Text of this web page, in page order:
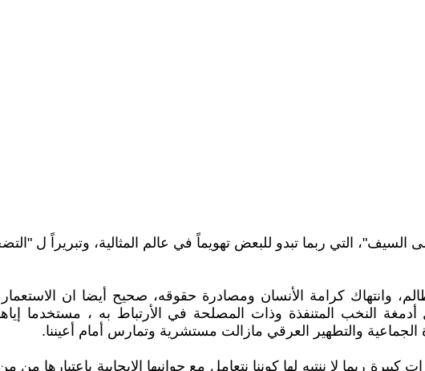
التي ربما تبدو للبعض تهويماً في عالم المثالية، وتبريراً ل
وانتهاك كرامة الأنسان ومصادرة حقوقه، صحيح أيضا ان
النخب المتنفذة وذات المصلحة في الأرتباط به ، مستخدما
الجماعية والتطهير العرقي مازالت مستشرية وتمارس أمام أعيننا.
ربما لا ننتبه لها كوننا نتعامل مع جوانبها الإيجابية باعتبارها